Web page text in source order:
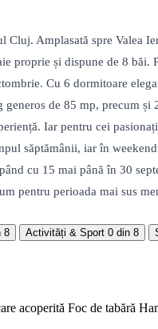
Amplasată spre Valea
proprie și dispune de 8
Cu 6 dormitoare
de 85 mp, precum
Iar pentru cei
săptămânii, iar în
cu 15 mai până în 30
pentru perioada mai sus
8 Activități & Sport 0 din 8
acoperită Foc de tabără